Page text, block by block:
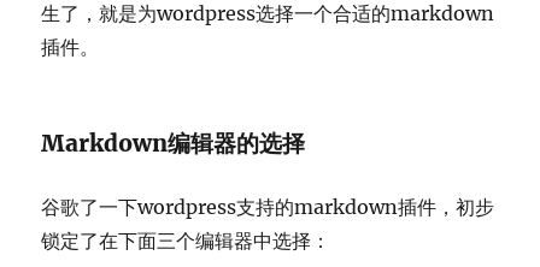
生了，就是为wordpress选择一个合适的markdown
插件。
Markdown编辑器的选择
谷歌了一下wordpress支持的markdown插件，初步
锁定了在下面三个编辑器中选择：